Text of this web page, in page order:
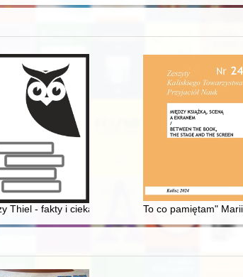
1974-2024 : publikacja wydana z okazji 50-
Thiel - fakty i ciekawostki : tucholanin z urodzenia,
To co pamiętam"